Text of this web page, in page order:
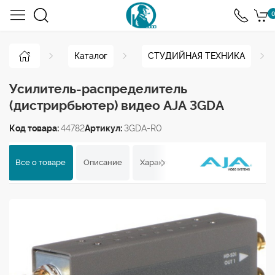
0
Каталог СТУДИЙНАЯ ТЕХНИКА
Усилитель-распределитель
(дистрирбьютер) видео AJA 3GDA
Код товара:44782Артикул: 3GDA-R0
Все о товаре Описание Характеристики Отзывы